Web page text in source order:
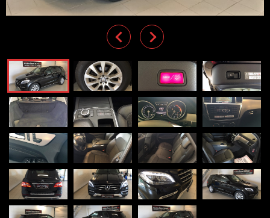
Previous
Next